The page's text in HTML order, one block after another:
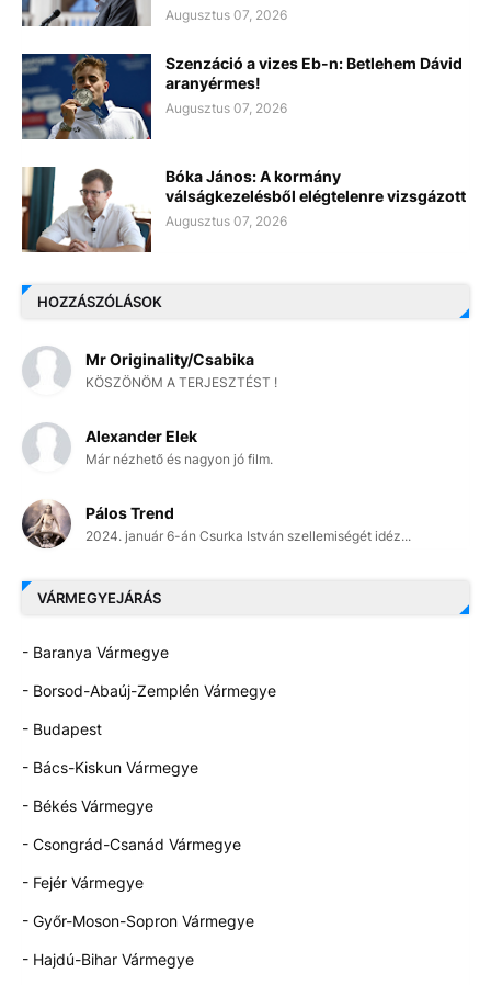
Augusztus 07, 2026
Szenzáció a vizes Eb-n: Betlehem Dávid
aranyérmes!
Augusztus 07, 2026
Bóka János: A kormány
válságkezelésből elégtelenre vizsgázott
Augusztus 07, 2026
HOZZÁSZÓLÁSOK
Mr Originality/Csabika
KÖSZÖNÖM A TERJESZTÉST !
Alexander Elek
Már nézhető és nagyon jó film.
Pálos Trend
2024. január 6-án Csurka István szellemiségét idéz...
VÁRMEGYEJÁRÁS
- Baranya Vármegye
- Borsod-Abaúj-Zemplén Vármegye
- Budapest
- Bács-Kiskun Vármegye
- Békés Vármegye
- Csongrád-Csanád Vármegye
- Fejér Vármegye
- Győr-Moson-Sopron Vármegye
- Hajdú-Bihar Vármegye